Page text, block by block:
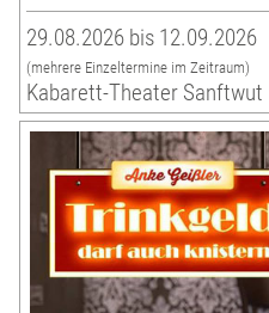
29.08.2026 bis 12.09.2026
(mehrere Einzeltermine im Zeitraum)
Kabarett-Theater Sanftwut